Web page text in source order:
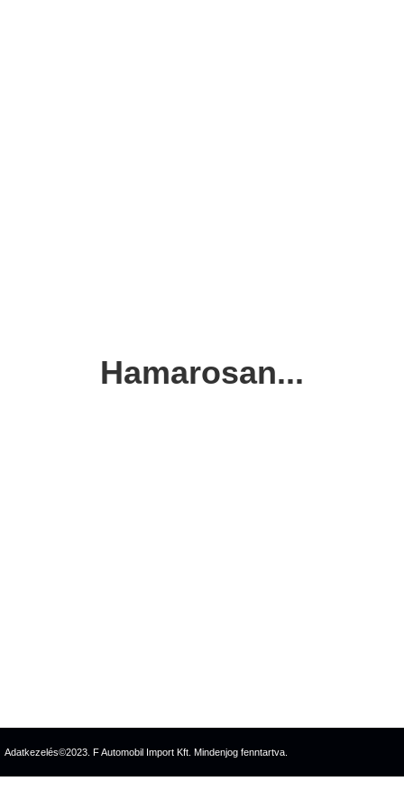
Hamarosan...
Adatkezelés©2023. F Automobil Import Kft. Mindenjog fenntartva.